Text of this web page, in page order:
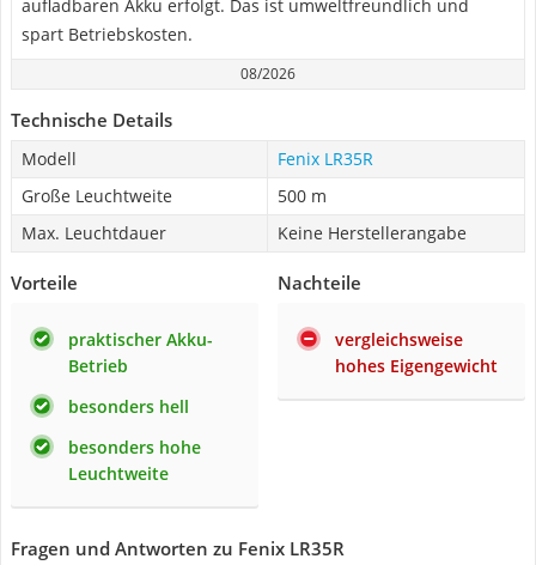
aufladbaren Akku erfolgt. Das ist umweltfreundlich und
spart Betriebskosten.
08/2026
Technische Details
Modell
Fenix LR35R
Große Leuchtweite
500 m
Max. Leuchtdauer
Keine Herstellerangabe
Vorteile
praktischer Akku-
Betrieb
besonders hell
besonders hohe
Leuchtweite
Nachteile
vergleichsweise
hohes Eigengewicht
Fragen und Antworten zu Fenix LR35R